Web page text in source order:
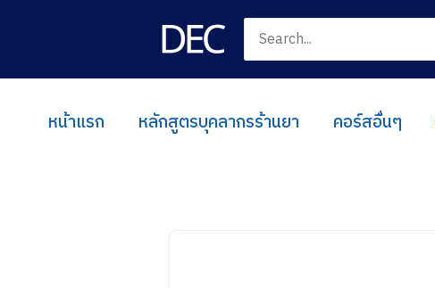
for:
หน้าแรก หลักสูตรบุคลากรร้านยา คอร์สอื่นๆ